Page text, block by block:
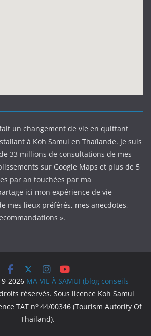
fait un changement de vie en quittant
à Koh Samui en Thaïlande. Je suis
33 millions de consultations de mes
sur Google Maps et plus de 5
par an touchées par ma
ici mon expérience de vie
mes lieux préférés, mes anecdotes,
».
2026 MA VIE À SAMUI (blog conseils
réservés. Sous licence Koh Samui
TAT no 44/00346 (Tourism Autority Of
Thailand).